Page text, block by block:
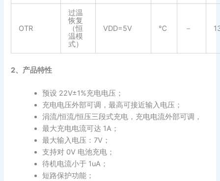
OTR
过温
恢复
（恒
温模
式）
VDD=5V ℃ －
2、产品特性
预设 22V±1%充电电压；
充电电压外部可调，最高可接近输入电压；
涓流/恒流/恒压三段式充电，充电电流外部可调，
最大充电电流可达 1A；
最大输入电压：7V；
支持对 0V 电池充电；
待机电流小于 1uA；
短路保护功能；